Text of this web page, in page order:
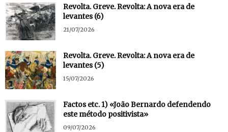
Revolta. Greve. Revolta: A nova era de
levantes (6)
21/07/2026
Revolta. Greve. Revolta: A nova era de
levantes (5)
15/07/2026
Factos etc. 1) «João Bernardo defendendo
este método positivista»
09/07/2026